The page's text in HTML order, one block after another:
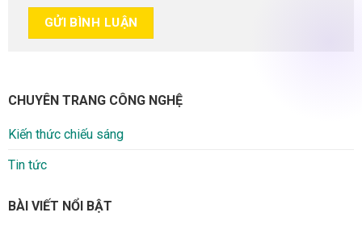
CHUYÊN TRANG CÔNG NGHỆ
Kiến thức chiếu sáng
Tin tức
BÀI VIẾT NỔI BẬT